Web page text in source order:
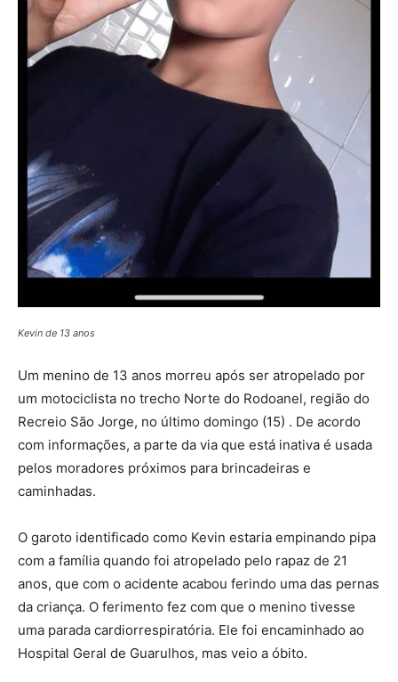
Kevin de 13 anos
Um menino de 13 anos morreu após ser atropelado por
um motociclista no trecho Norte do Rodoanel, região do
Recreio São Jorge, no último domingo (15) . De acordo
com informações, a parte da via que está inativa é usada
pelos moradores próximos para brincadeiras e
caminhadas.
O garoto identificado como Kevin estaria empinando pipa
com a família quando foi atropelado pelo rapaz de 21
anos, que com o acidente acabou ferindo uma das pernas
da criança. O ferimento fez com que o menino tivesse
uma parada cardiorrespiratória. Ele foi encaminhado ao
Hospital Geral de Guarulhos, mas veio a óbito.